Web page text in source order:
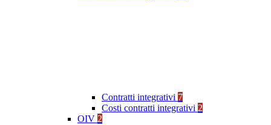
Contratti integrativi 7
Costi contratti integrativi 2
OIV 2